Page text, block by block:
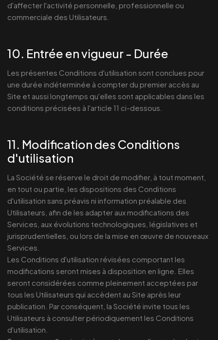
d'affecter l'activité personnelle, professionnelle ou
commerciale des Utilisateurs.
10. Entrée en vigueur - Durée
Les présentes Conditions d'utilisation sont conclues pour
une durée indéterminée à compter du premier accès au
Site et aussi longtemps qu'elles sont applicables dans les
conditions précisées à l'article 11 ci-dessous.
11. Modification des Conditions
d'utilisation
La Société se réserve le droit de modifier, à tout moment,
en tout ou partie, les dispositions des Conditions
d'utilisation sans préavis ni information préalable des
Utilisateurs, afin de les adapter aux modifications des
Services, aux évolutions technologiques, législatives et
jurisprudentielles, ou lors de la mise en œuvre de nouveaux
Services.
Les Conditions d'utilisation révisées comportant les
modifications seront mises à disposition en ligne. Elles
seront considérées comme pleinement acceptées par
tous les Utilisateurs qui accèdent au Site après leur
publication. Par conséquent, la Société invite tous les
Utilisateurs à consulter périodiquement les Conditions
d'utilisation.